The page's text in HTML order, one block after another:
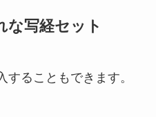
な写経セット
ることもできます。